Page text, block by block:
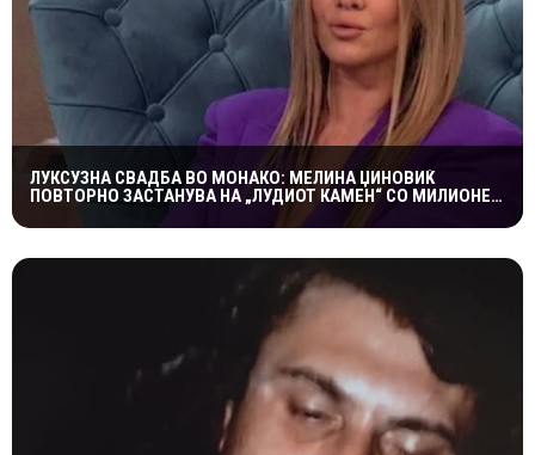
ЛУКСУЗНА СВАДБА ВО МОНАКО: МЕЛИНА ЏИНОВИЌ
ПОВТОРНО ЗАСТАНУВА НА „ЛУДИОТ КАМЕН“ СО МИЛИОНЕР